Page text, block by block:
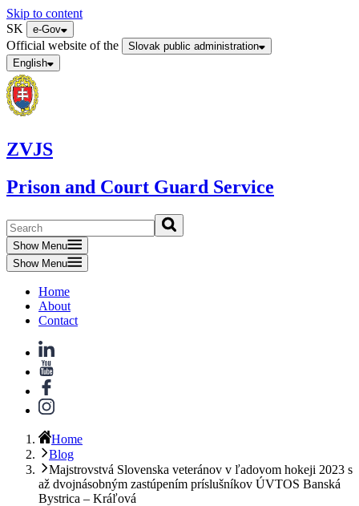
Skip to content
SK
e-Gov
Official website of the
Slovak public administration
English
ZVJS
Prison and Court Guard Service
Show Menu
Show Menu
Home
About
Contact
Home
Blog
Majstrovstvá Slovenska veteránov v ľadovom hokeji 2023 s
až dvojnásobným zastúpením príslušníkov ÚVTOS Banská
Bystrica – Kráľová